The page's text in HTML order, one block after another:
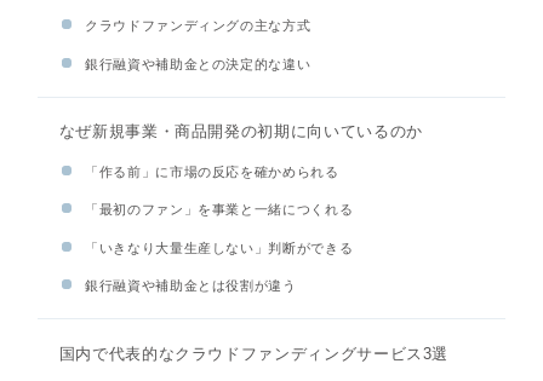
クラウドファンディングの主な方式
銀行融資や補助金との決定的な違い
なぜ新規事業・商品開発の初期に向いているのか
「作る前」に市場の反応を確かめられる
「最初のファン」を事業と一緒につくれる
「いきなり大量生産しない」判断ができる
銀行融資や補助金とは役割が違う
国内で代表的なクラウドファンディングサービス3選